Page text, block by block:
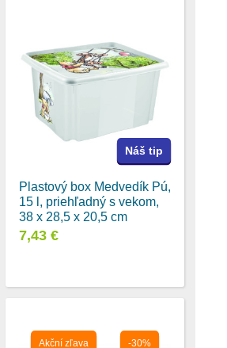
Náš tip
Plastový box Medvedík Pú,
15 l, priehľadný s vekom,
38 x 28,5 x 20,5 cm
7,43 €
-30%
Akční zľava